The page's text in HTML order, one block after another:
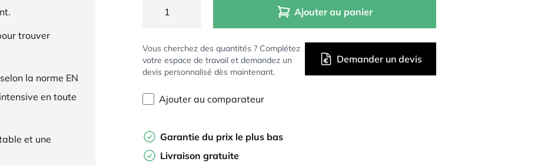
trouver
la norme EN
en toute
et une
Ajouter au panier
Vous cherchez des quantités ? Complétez
votre espace de travail et demandez un
devis personnalisé dès maintenant.
Demander un devis
Ajouter au comparateur
Garantie du prix le plus bas
Livraison gratuite